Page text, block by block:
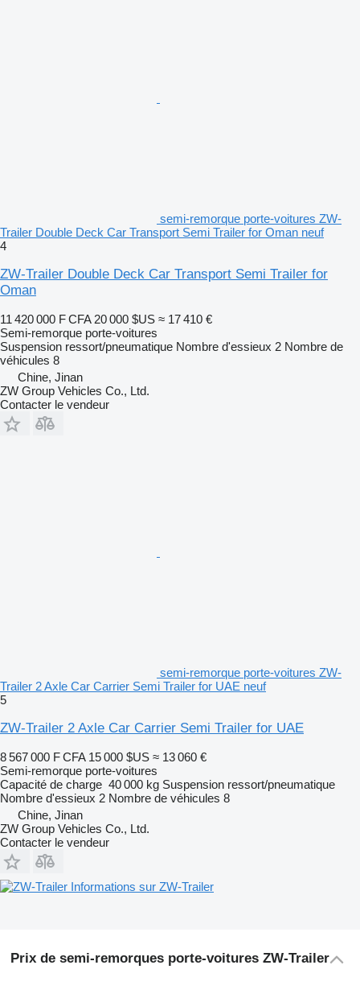
semi-remorque porte-voitures ZW-
Trailer Double Deck Car Transport Semi Trailer for Oman neuf
4
ZW-Trailer Double Deck Car Transport Semi Trailer for
Oman
11 420 000 F CFA 20 000 $US ≈ 17 410 €
Semi-remorque porte-voitures
Suspension ressort/pneumatique Nombre d'essieux 2 Nombre de
véhicules 8
Chine, Jinan
ZW Group Vehicles Co., Ltd.
Contacter le vendeur
semi-remorque porte-voitures ZW-
Trailer 2 Axle Car Carrier Semi Trailer for UAE neuf
5
ZW-Trailer 2 Axle Car Carrier Semi Trailer for UAE
8 567 000 F CFA 15 000 $US ≈ 13 060 €
Semi-remorque porte-voitures
Capacité de charge 40 000 kg Suspension ressort/pneumatique
Nombre d'essieux 2 Nombre de véhicules 8
Chine, Jinan
ZW Group Vehicles Co., Ltd.
Contacter le vendeur
Informations sur ZW-Trailer
Prix de semi-remorques porte-voitures ZW-Trailer